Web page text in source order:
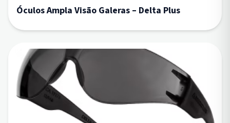
Óculos Ampla Visão Galeras – Delta Plus